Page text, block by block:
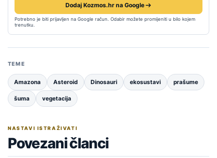
Dodaj Kozmos.hr na Google
Potrebno je biti prijavljen na Google račun. Odabir možete promijeniti u bilo kojem
trenutku.
TEME
Amazona Asteroid Dinosauri ekosustavi prašume
šuma vegetacija
NASTAVI ISTRAŽIVATI
Povezani članci